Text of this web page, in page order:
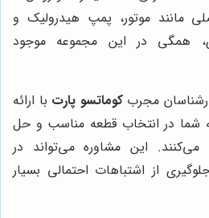
مانند موتور، پمپ هیدرولیک و
همگی در این مجموعه موجود
مجربکوماتسو پارت با ارائه
شما در انتخاب قطعه مناسب و حل
این مشاوره می‌تواند در
از اشتباهات احتمالی بسیار